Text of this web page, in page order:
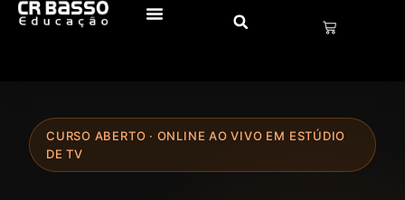
CURSO ABERTO · ONLINE AO VIVO EM ESTÚDIO
DE TV